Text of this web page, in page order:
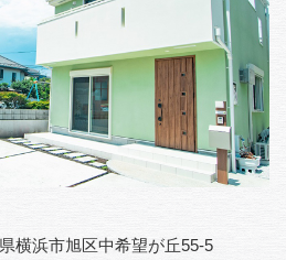
横浜市旭区中希望が丘55-5